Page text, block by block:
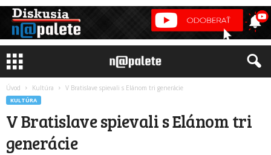
Úvod Kultúra V Bratislave spievali s Elánom tri generácie
KULTÚRA
V Bratislave spievali s Elánom tri
generácie